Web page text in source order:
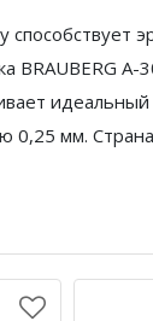
способствует
A-
мм.